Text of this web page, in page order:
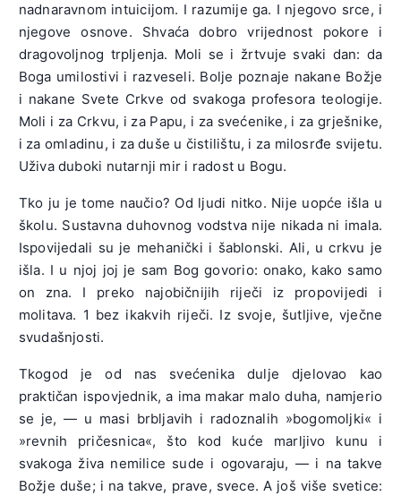
nadnaravnom intuicijom. I razumije ga. I njegovo srce, i
njegove osnove. Shvaća dobro vrijednost pokore i
dragovoljnog trpljenja. Moli se i žrtvuje svaki dan: da
Boga umilostivi i razveseli. Bolje poznaje nakane Božje
i nakane Svete Crkve od svakoga profesora teologije.
Moli i za Crkvu, i za Papu, i za svećenike, i za grješnike,
i za omladinu, i za duše u čistilištu, i za milosrđe svijetu.
Uživa duboki nutarnji mir i radost u Bogu.
Tko ju je tome naučio? Od ljudi nitko. Nije uopće išla u
školu. Sustavna duhovnog vodstva nije nikada ni imala.
Ispovijedali su je mehanički i šablonski. Ali, u crkvu je
išla. I u njoj joj je sam Bog govorio: onako, kako samo
on zna. I preko najobičnijih riječi iz propovijedi i
molitava. 1 bez ikakvih riječi. Iz svoje, šutljive, vječne
svudašnjosti.
Tkogod je od nas svećenika dulje djelovao kao
praktičan ispovjednik, a ima makar malo duha, namjerio
se je, — u masi brbljavih i radoznalih »bogomoljki« i
»revnih pričesnica«, što kod kuće marljivo kunu i
svakoga živa nemilice sude i ogovaraju, — i na takve
Božje duše; i na takve, prave, svece. A još više svetice: